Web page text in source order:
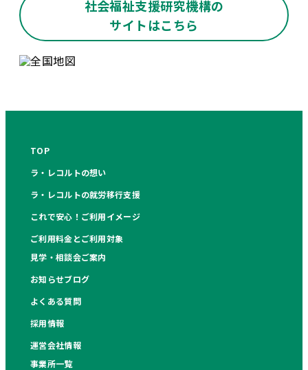
社会福祉支援研究機構の
サイトはこちら
TOP
ラ・レコルトの想い
ラ・レコルトの就労移行支援
これで安心！ご利用イメージ
ご利用料金とご利用対象
見学・相談会ご案内
お知らせブログ
よくある質問
採用情報
運営会社情報
事業所一覧